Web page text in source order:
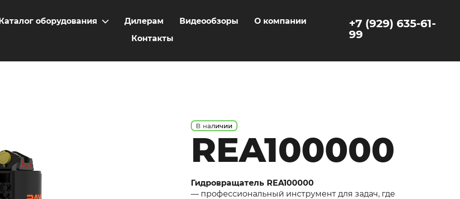
Каталог оборудования Дилерам Видеообзоры
О компании
Контакты
+7 (929) 635-61-
99
В наличии
REA100000
Гидровращатель REA100000
— профессиональный инструмент для задач, где